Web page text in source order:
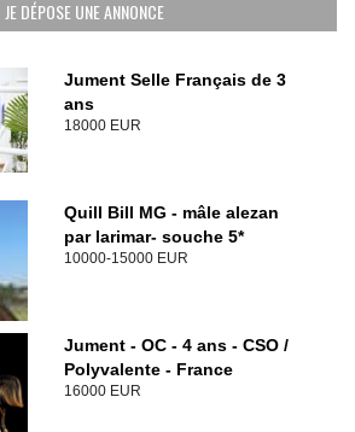
JE DÉPOSE UNE ANNONCE
Jument Selle Français de 3
ans
18000 EUR
Quill Bill MG - mâle alezan
par larimar- souche 5*
10000-15000 EUR
Jument - OC - 4 ans - CSO /
Polyvalente - France
16000 EUR